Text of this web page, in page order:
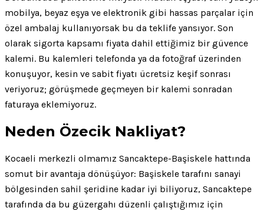
mobilya, beyaz eşya ve elektronik gibi hassas parçalar için
özel ambalaj kullanıyorsak bu da teklife yansıyor. Son
olarak sigorta kapsamı fiyata dahil ettiğimiz bir güvence
kalemi. Bu kalemleri telefonda ya da fotoğraf üzerinden
konuşuyor, kesin ve sabit fiyatı ücretsiz keşif sonrası
veriyoruz; görüşmede geçmeyen bir kalemi sonradan
faturaya eklemiyoruz.
Neden Özecik Nakliyat?
Kocaeli merkezli olmamız Sancaktepe-Başiskele hattında
somut bir avantaja dönüşüyor: Başiskele tarafını sanayi
bölgesinden sahil şeridine kadar iyi biliyoruz, Sancaktepe
tarafında da bu güzergahı düzenli çalıştığımız için